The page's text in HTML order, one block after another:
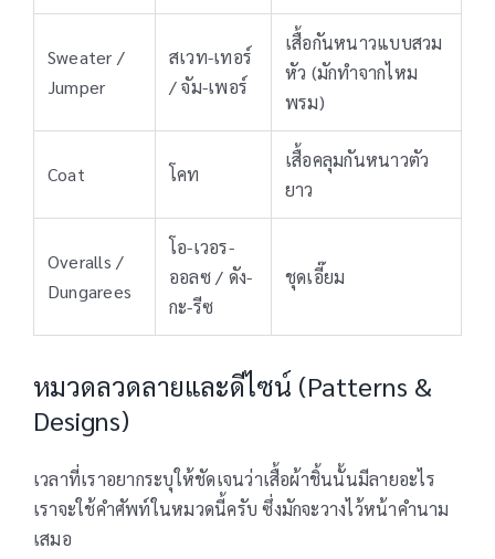
Sweater /
Jumper
สเวท-เทอร์
/ จัม-เพอร์
เสื้อกันหนาวแบบสวม
หัว (มักทำจากไหม
พรม)
Coat โคท
เสื้อคลุมกันหนาวตัว
ยาว
Overalls /
Dungarees
โอ-เวอร-
ออลซ / ดัง-
กะ-รีซ
ชุดเอี๊ยม
หมวดลวดลายและดีไซน์ (Patterns &
Designs)
เวลาที่เราอยากระบุให้ชัดเจนว่าเสื้อผ้าชิ้นนั้นมีลายอะไร
เราจะใช้คำศัพท์ในหมวดนี้ครับ ซึ่งมักจะวางไว้หน้าคำนาม
เสมอ